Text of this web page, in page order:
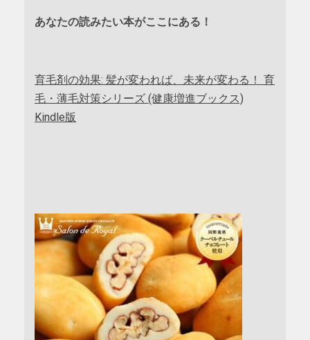
あなたの読みたい本がここにある！
育毛剤の効果: 髪が変われば、未来が変わる！ 育
毛・薄毛対策シリーズ (健康増進ブックス)
Kindle版